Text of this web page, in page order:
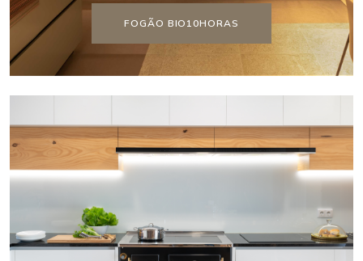
FOGÃO BIO10HORAS